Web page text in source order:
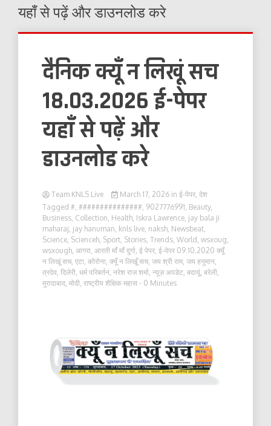
यहाँ से पढ़ें और डाउनलोड करे
दैनिक क्यूँ न लिखूं सच
18.03.2026 ई-पेपर
यहाँ से पढ़ें और
डाउनलोड करे
Team KNLS Live March 17, 2026 in ई-पेपर, देश
Tagged #, ###############, 9027776991, Beauty,
Business, Collection, Health, Iskra Lawrence, jay bala ji
maharaj, jay hanuman, knls live, naksh, Newsbeat,
Science, Scienceh, Sport, Stories, Trends, World , wsxoug,
wsxough, आगरा, आरती माँ माँ दुर्गा, ई पेपर, ई-पेपर 09.10.2020 क्यूँ
न लिखूं सच, एटा, कोरोना, क्यूँ न लिखूँ सच, जय श्री राम, जय हनुमान,
त्रदेव, दिलेरी, धर्म परिबर्तन, नरेश राज शर्मा, न्यूज़ अपडेट, बदायूं, बरेली,
मुरादाबाद, मोदी, राष्ट्रीय शैक्षिक महास - 0 Minutes